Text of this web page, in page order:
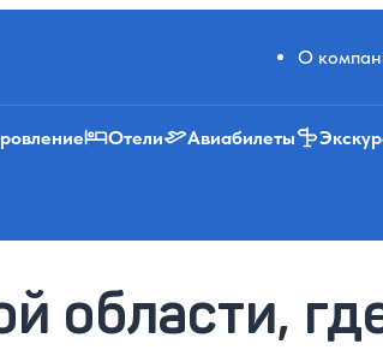
О
Отели Авиабилеты
области,